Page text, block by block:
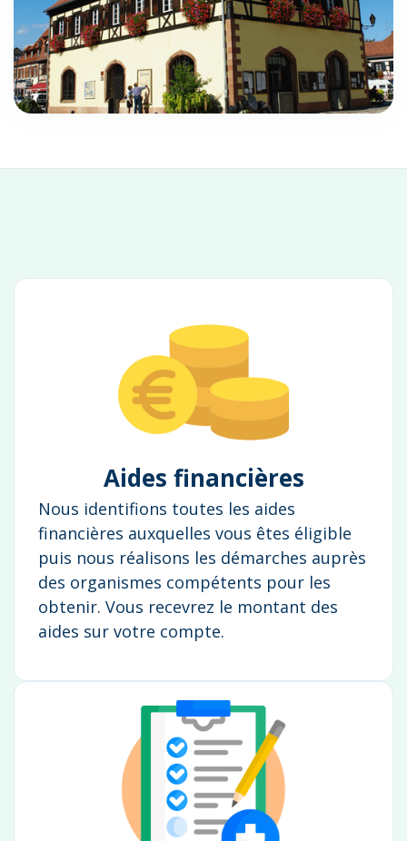
Aides financières
Nous identifions toutes les aides
financières auxquelles vous êtes éligible
puis nous réalisons les démarches auprès
des organismes compétents pour les
obtenir. Vous recevrez le montant des
aides sur votre compte.